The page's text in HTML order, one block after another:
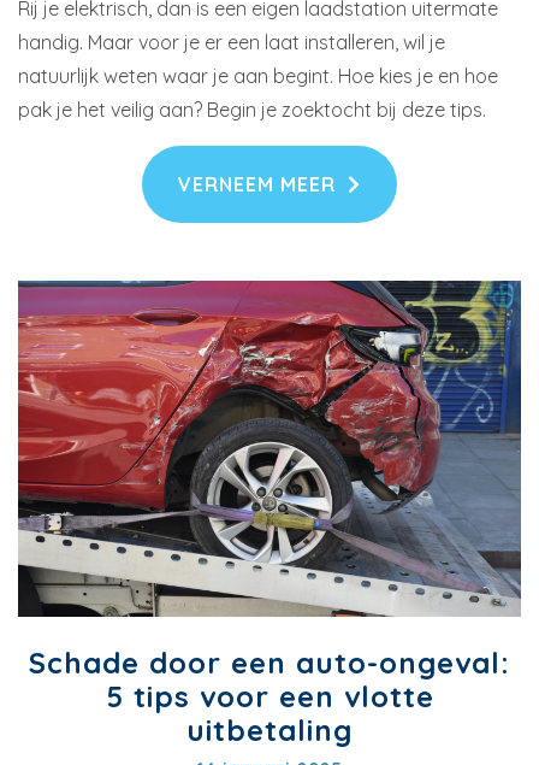
Rij je elektrisch, dan is een eigen laadstation uitermate
handig. Maar voor je er een laat installeren, wil je
natuurlijk weten waar je aan begint. Hoe kies je en hoe
pak je het veilig aan? Begin je zoektocht bij deze tips.
VERNEEM MEER
Schade door een auto-ongeval:
5 tips voor een vlotte
uitbetaling